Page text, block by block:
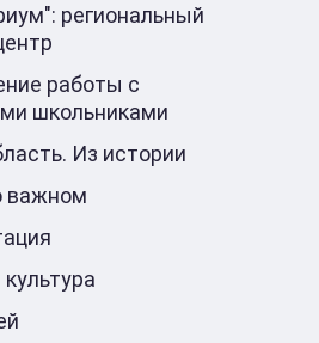
региональный
работы с
школьниками
Из истории
важном